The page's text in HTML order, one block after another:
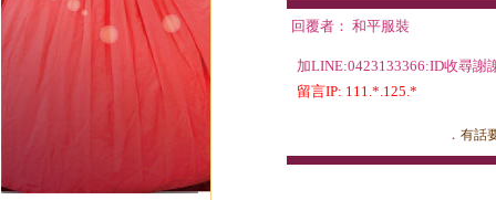
回覆者： 和平服裝
加LINE:0423133366:ID收尋謝
留言IP: 111.*.125.*
． 有話